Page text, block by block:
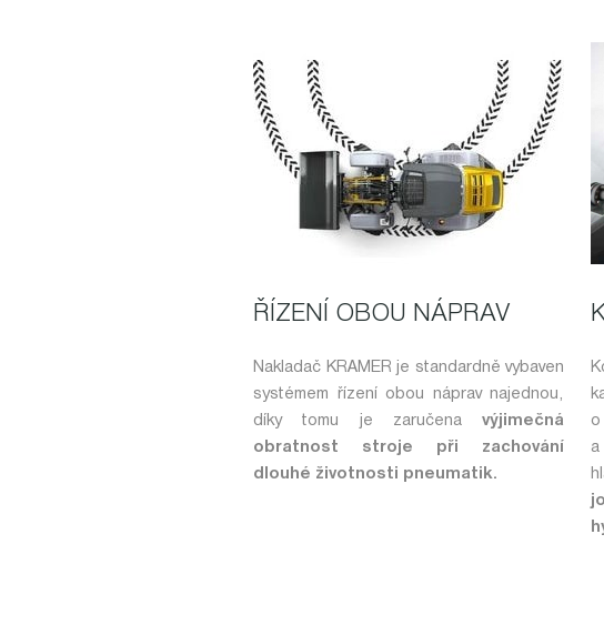
ŘÍZENÍ OBOU NÁPRAV
Nakladač KRAMER je standardně vybaven
systémem řízení obou náprav najednou,
díky tomu je zaručena výjimečná
obratnost stroje při zachování
dlouhé životnosti pneumatik.
o